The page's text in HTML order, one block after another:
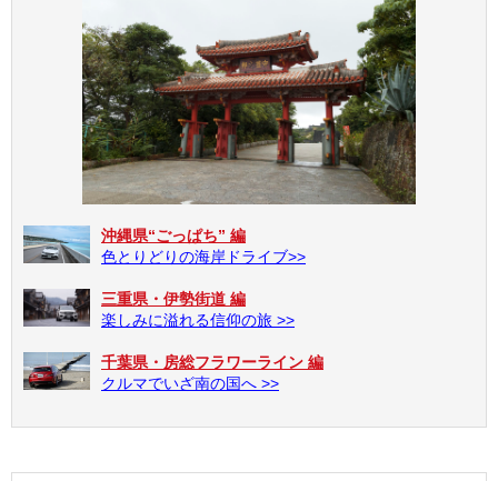
沖縄県“ごっぱち” 編
色とりどりの海岸ドライブ>>
三重県・伊勢街道 編
楽しみに溢れる信仰の旅 >>
千葉県・房総フラワーライン 編
クルマでいざ南の国へ >>